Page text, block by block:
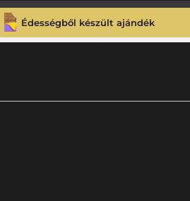
Édességből készült ajándék